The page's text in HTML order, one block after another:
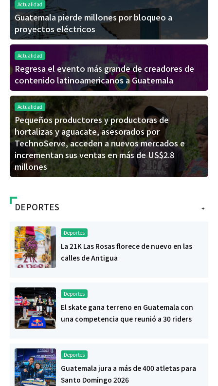
Actualidad
Guatemala pierde millones por bloqueo a
proyectos eléctricos
Actualidad
Regresa el evento más grande de creadores de
contenido latinoamericanos a Guatemala
Actualidad
Pequeños productores y productoras de
hortalizas y aguacate, asesorados por
TechnoServe, acceden a nuevos mercados e
incrementan sus ventas en más de US$2.8
millones
+
DEPORTES
Deportes
La 21K Las Rosas florece de nuevo en las
calles de Antigua
Deportes
El skate gana terreno en Guatemala con
una competencia que reunió a 30 riders
Deportes
Guatemala jura a más de 400 atletas para
Santo Domingo 2026